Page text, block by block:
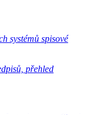
systémů spisové
přehled